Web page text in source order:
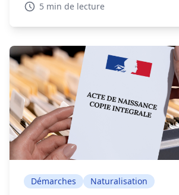
migratoire soulève de vifs débats.
5 min de lecture
Démarches Naturalisation